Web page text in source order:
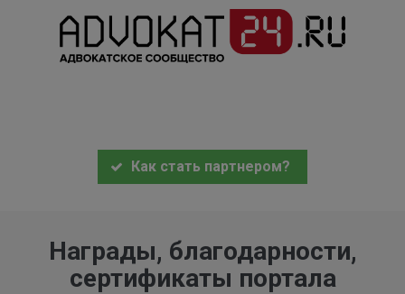
Как стать партнером?
Награды, благодарности,
сертификаты портала